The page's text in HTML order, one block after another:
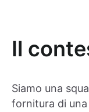
Il
Siamo una
fornitura di